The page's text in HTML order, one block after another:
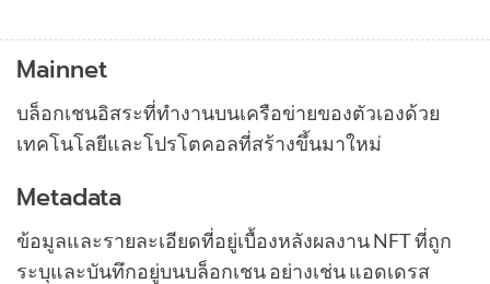
Mainnet
บล็อกเชนอิสระที่ทำงานบนเครือข่ายของตัวเองด้วย
เทคโนโลยีและโปรโตคอลที่สร้างขึ้นมาใหม่
Metadata
ข้อมูลและรายละเอียดที่อยู่เบื้องหลังผลงาน NFT ที่ถูก
ระบุและบันทึกอยู่บนบล็อกเชน อย่างเช่น แอดเดรส